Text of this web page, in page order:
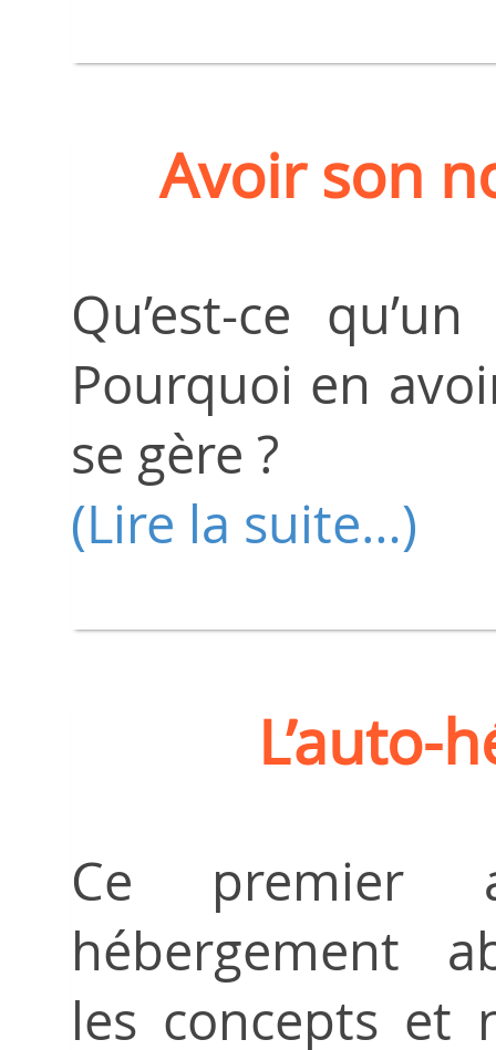
Avoir son
Qu’est-ce
Pourquoi en
se gère ?
(Lire la suite…)
L’auto-
Ce premier
hébergement
les concepts et